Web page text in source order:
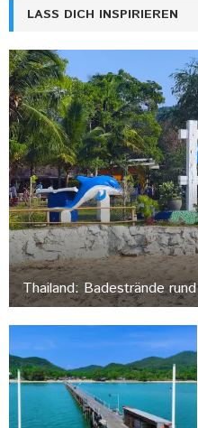
LASS DICH INSPIRIEREN
Thailand: Badestrände